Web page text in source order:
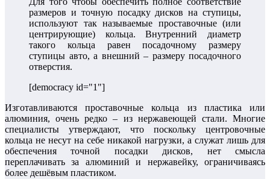
размеров и точную посадку дисков на ступицы,
используют так называемые проставочные (или
центрирующие) кольца. Внутренний диаметр
такого кольца равен посадочному размеру
ступицы авто, а внешний – размеру посадочного
отверстия.
[democracy id="1"]
Изготавливаются проставочные кольца из пластика или
алюминия, очень редко – из нержавеющей стали. Многие
специалисты утверждают, что поскольку центровочные
кольца не несут на себе никакой нагрузки, а служат лишь для
обеспечения точной посадки дисков, нет смысла
переплачивать за алюминий и нержавейку, ограничиваясь
более дешёвым пластиком.